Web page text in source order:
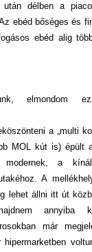
után délben a
ebéd bőséges és
ebéd alig
elmondom
a „multi
MOL kút is) épült
modernek, a
A
lehet állni itt út
annyiba
már